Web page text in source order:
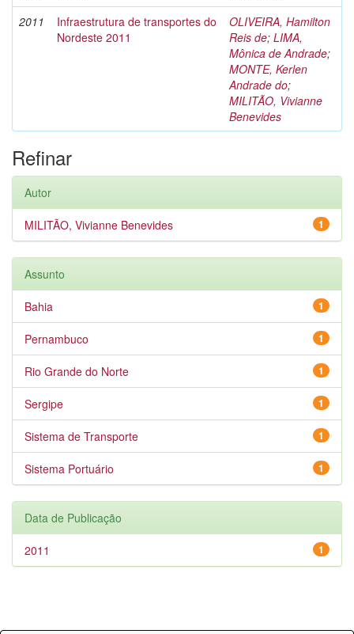
2011
Infraestrutura de transportes do
Nordeste 2011
OLIVEIRA, Hamilton
Reis de; LIMA,
Mônica de Andrade;
MONTE, Kerlen
Andrade do;
MILITÃO, Vivianne
Benevides
Refinar
Autor
1
MILITÃO, Vivianne Benevides
Assunto
1
Bahia
1
Pernambuco
1
Rio Grande do Norte
1
Sergipe
1
Sistema de Transporte
1
Sistema Portuário
Data de Publicação
1
2011